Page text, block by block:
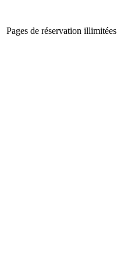
Pages de réservation illimitées